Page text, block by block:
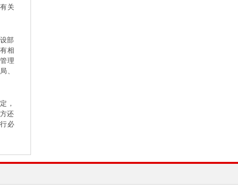
+中亚五国”产业与投资合作论坛成功举行
同有关单位组织召开第四批农村公共服务典型
关
部
相
理
、
，
还
必